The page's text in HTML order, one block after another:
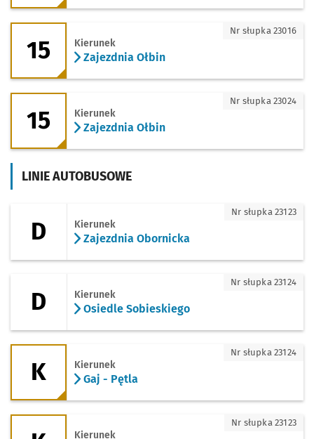
15 - kierunek Zajezdnia Ołbin
15 Kierunek
Zajezdnia Ołbin
Nr słupka 23016
15 - kierunek Zajezdnia Ołbin
15 Kierunek
Zajezdnia Ołbin
Nr słupka 23024
LINIE AUTOBUSOWE
D - kierunek Zajezdnia Obornicka
D Kierunek
Zajezdnia Obornicka
Nr słupka 23123
D - kierunek Osiedle Sobieskiego
D Kierunek
Osiedle Sobieskiego
Nr słupka 23124
K - kierunek Gaj - Pętla
K Kierunek
Gaj - Pętla
Nr słupka 23124
K - kierunek Kamieńskiego (Pętla)
Kierunek
Nr słupka 23123